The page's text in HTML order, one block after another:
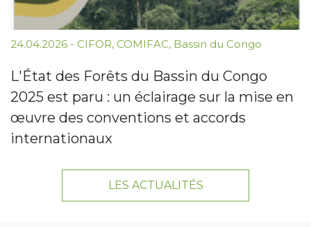
24.04.2026 - CIFOR, COMIFAC, Bassin du Congo
L'État des Forêts du Bassin du Congo
2025 est paru : un éclairage sur la mise en
œuvre des conventions et accords
internationaux
LES ACTUALITÉS